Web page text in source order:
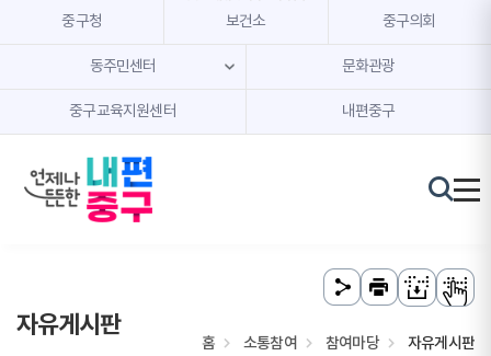
본문 내용 바로가기
주메뉴 바로가기
중구청 보건소 중구의회
동주민센터 문화관광
중구교육지원센터 내편중구
자유게시판
홈 소통참여 참여마당 자유게시판